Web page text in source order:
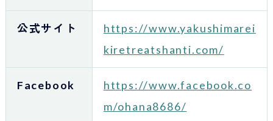
公式サイト
https://www.yakushimarei
kiretreatshanti.com/
Facebook
https://www.facebook.co
m/ohana8686/